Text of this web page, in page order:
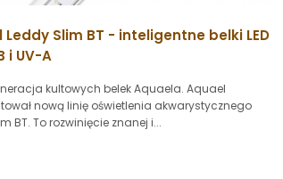
Leddy Slim BT - inteligentne belki LED
i UV-A
kultowych belek Aquaela. Aquael
nową linię oświetlenia akwarystycznego
BT. To rozwinięcie znanej i...